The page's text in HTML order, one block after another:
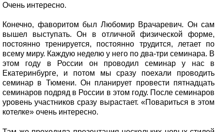
Очень интересно.
Конечно, фаворитом был Любомир Врачаревич. Он сам
вышел выступать. Он в отличной физической форме,
постоянно тренируется, постоянно трудится, летает по
всему миру. Каждую неделю у него по два-три семинара. В
этом году в России он проводил семинар у нас в
Екатеринбурге, и потом мы сразу поехали проводить
семинар в Тюмени. Он планирует провести пятнадцать
семинаров подряд в России в этом году. После семинаров
уровень участников сразу вырастает. «Повариться в этом
котелке» очень интересно.